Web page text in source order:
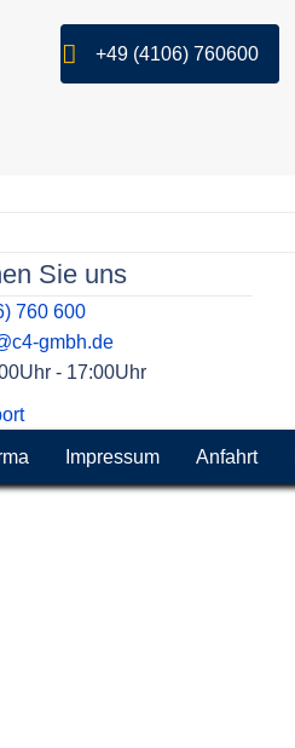
+49 (4106) 760600
Sie uns
760 600
gmbh.de
- 17:00Uhr
Impressum Anfahrt